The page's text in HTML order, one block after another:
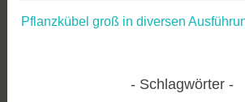
Pflanzkübel groß in diversen
Schlagwörter